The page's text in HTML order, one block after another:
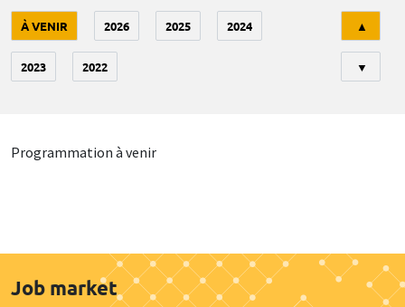
À VENIR 2026 2025 2024
2023 2022
▲
▼
Programmation à venir
Job market